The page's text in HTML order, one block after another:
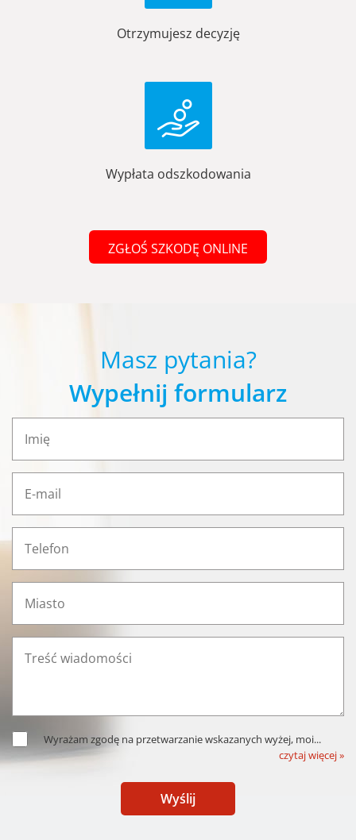
Otrzymujesz decyzję
Wypłata odszkodowania
ZGŁOŚ SZKODĘ ONLINE
Masz pytania?
Wypełnij formularz
Wyrażam zgodę na przetwarzanie wskazanych wyżej, moi...
czytaj więcej »
Wyślij